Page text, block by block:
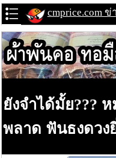
cmprice.com
ยังจำได้มั้ย???
พลาด ฟันธงดว